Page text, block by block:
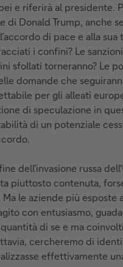
e riferirà al presidente.
Donald Trump, anche
di pace e alla
i confini? Le
sfollati torneranno? Le
domande che
per gli alleati
di speculazione in
di un potenziale
dell'invasione russa
piuttosto contenuta,
le aziende più esposte
con entusiasmo,
di se e ma
cercheremo di
effettivamente